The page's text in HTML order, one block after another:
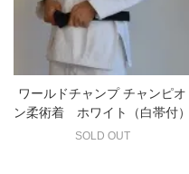
ワールドチャンプ チャンピオ
ン柔術着 ホワイト（白帯付）
SOLD OUT